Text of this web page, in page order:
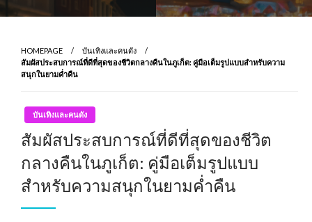
HOMEPAGE
บันเทิงและคนดัง
สัมผัสประสบการณ์ที่ดีที่สุดของชีวิตกลางคืนในภูเก็ต: คู่มือเต็มรูปแบบสำหรับความ
สนุกในยามค่ำคืน
บันเทิงและคนดัง
สัมผัสประสบการณ์ที่ดีที่สุดของชีวิต
กลางคืนในภูเก็ต: คู่มือเต็มรูปแบบ
สำหรับความสนุกในยามค่ำคืน